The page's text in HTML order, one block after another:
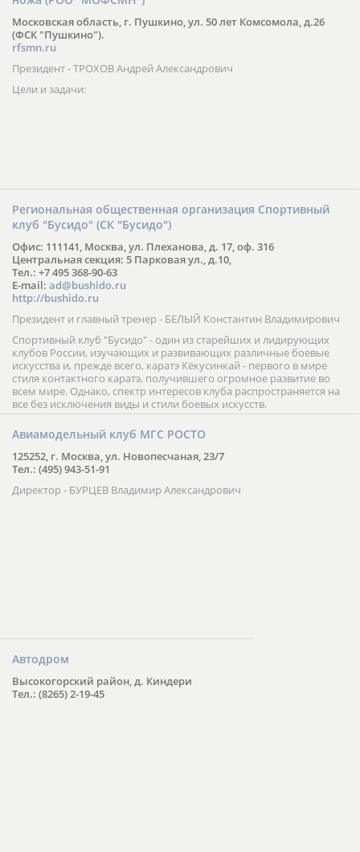
Московская область, г. Пушкино, ул. 50 лет Комсомола, д.26
(ФСК "Пушкино").
rfsmn.ru
Президент - ТРОХОВ Андрей Александрович
Цели и задачи:
Региональная общественная организация Спортивный
клуб "Бусидо" (СК "Бусидо")
Офис: 111141, Москва, ул. Плеханова, д. 17, оф. 316
Центральная секция: 5 Парковая ул., д.10,
Тел.: +7 495 368-90-63
E-mail: ad@bushido.ru
http://bushido.ru
Президент и главный тренер - БЕЛЫЙ Константин Владимирович
Спортивный клуб "Бусидо" - один из старейших и лидирующих
клубов России, изучающих и развивающих различные боевые
искусства и, прежде всего, каратэ Кёкусинкай - первого в мире
стиля контактного каратэ, получившего огромное развитие во
всем мире. Однако, спектр интересов клуба распространяется на
все без исключения виды и стили боевых искусств.
Авиамодельный клуб МГС РОСТО
125252, г. Москва, ул. Новопесчаная, 23/7
Тел.: (495) 943-51-91
Директор - БУРЦЕВ Владимир Александрович
Автодром
Высокогорский район, д. Киндери
Тел.: (8265) 2-19-45